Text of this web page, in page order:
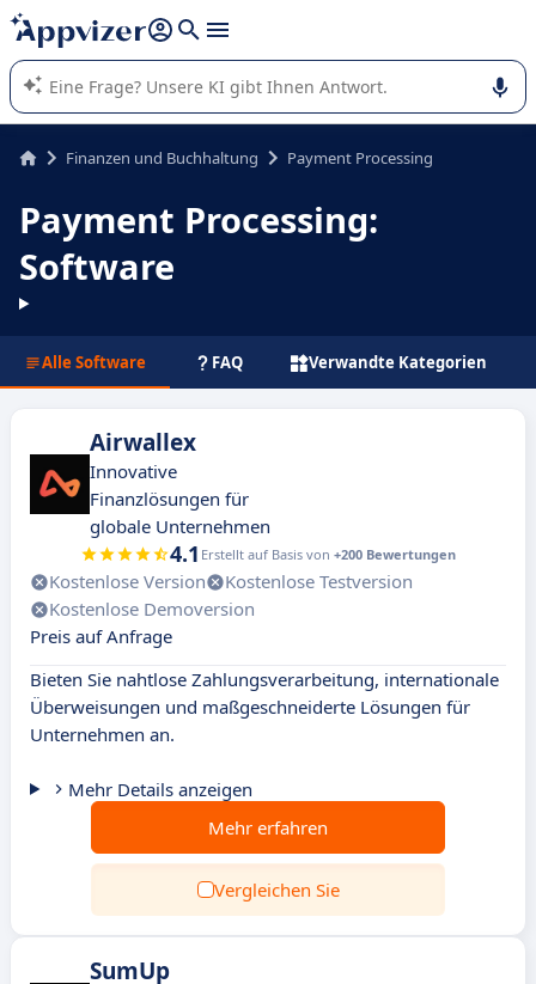
beantworten (mehrere Zeilen mit
Die KI von Appvizer führt Sie bei der Nutzung oder Auswahl
von SaaS-Software in Unternehmen.
Finanzen und Buchhaltung Payment Processing
Payment Processing:
Software
Alle Software FAQ Verwandte Kategorien
Airwallex
Innovative
Finanzlösungen für
globale Unternehmen
4.1 Erstellt auf Basis von +200 Bewertungen
Kostenlose Version
Kostenlose Testversion
Kostenlose Demoversion
Preis auf Anfrage
Bieten Sie nahtlose Zahlungsverarbeitung, internationale
Überweisungen und maßgeschneiderte Lösungen für
Unternehmen an.
Mehr Details anzeigen
Mehr erfahren
Vergleichen Sie
SumUp